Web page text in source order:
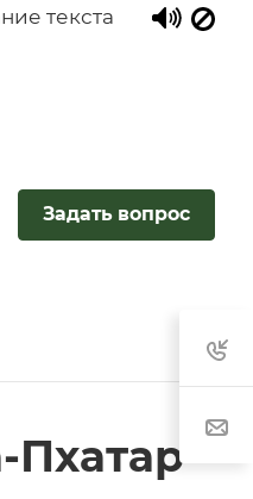
текста
Задать вопрос
Пхатар